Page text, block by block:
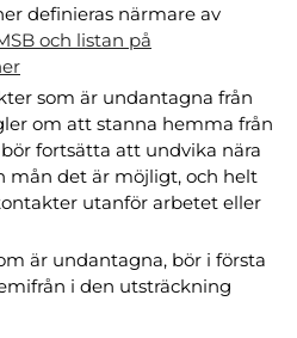
definieras närmare av
och listan på
som är undantagna från
om att stanna hemma från
fortsätta att undvika nära
mån det är möjligt, och helt
utanför arbetet eller
är undantagna, bör i första
i den utsträckning